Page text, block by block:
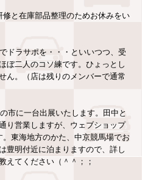
修と在庫部品整理のためお休みをい
ドラサポを・・・といいつつ、受
ぼ二人のコソ練です。ひょっとし
ん。（店は残りのメンバーで通常
市に一台出展いたします。田中と
り営業しますが、ウェブショップ
東海地方のかた、中京競馬場でお
豊明付近に泊まりますので、詳し
えてください（＾＾；；